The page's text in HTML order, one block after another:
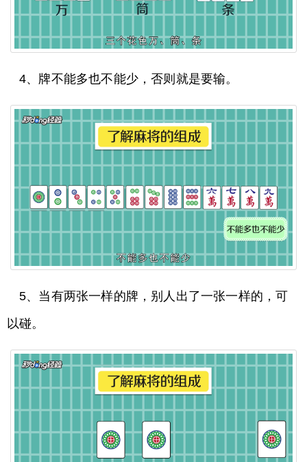
4、牌不能多也不能少，否则就是要输。
5、当有两张一样的牌，别人出了一张一样的，可
以碰。